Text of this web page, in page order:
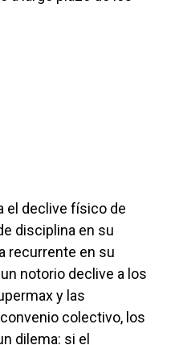
el declive físico de
disciplina en su
recurrente en su
notorio declive a los
y las
colectivo, los
dilema: si el